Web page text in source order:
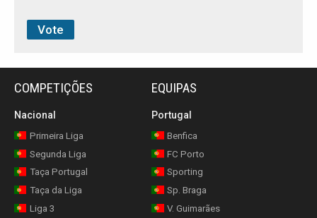
COMPETIÇÕES
Nacional
Primeira Liga
Segunda Liga
Taça Portugal
Taça da Liga
Liga 3
EQUIPAS
Portugal
Benfica
FC Porto
Sporting
Sp. Braga
V. Guimarães